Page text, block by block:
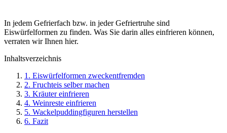
In jedem Gefrierfach bzw. in jeder Gefriertruhe sind
Eiswürfelformen zu finden. Was Sie darin alles einfrieren können,
verraten wir Ihnen hier.
Inhaltsverzeichnis
1. Eiswürfelformen zweckentfremden
2. Fruchteis selber machen
3. Kräuter einfrieren
4. Weinreste einfrieren
5. Wackelpuddingfiguren herstellen
6. Fazit